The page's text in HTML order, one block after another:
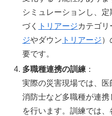
シミュレーションし、
づく
トリアージカテゴ
ジやダウン トリアージ）
要です。
多職種連携の訓練 ：
実際の災害現場では、医
消防士など多職種が連携
を行います。訓練では